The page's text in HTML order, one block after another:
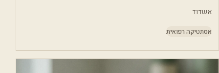
אשדוד
אסתטיקה רפואית